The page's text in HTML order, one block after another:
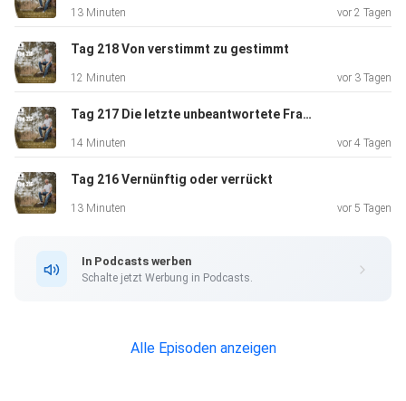
Warum dein Verstand dich manchmal in die Irre führt
Unser Verstand ist ein mächtiges Werkzeug, keine Frage.Er
Aber
mal ehrlich,wie oft hat dich dein Verstand schon in die Irre
um dann festzustellen, dass das Lebenganz andere Pläne
13 Minuten vor 2 Tagen
Tag 218 Von verstimmt zu gestimmt
12 Minuten vor 3 Tagen
Tag 217 Die letzte unbeantwortete Frage.
14 Minuten vor 4 Tagen
Tag 216 Vernünftig oder verrückt
13 Minuten vor 5 Tagen
In Podcasts werben
Schalte jetzt Werbung in Podcasts.
Alle Episoden anzeigen